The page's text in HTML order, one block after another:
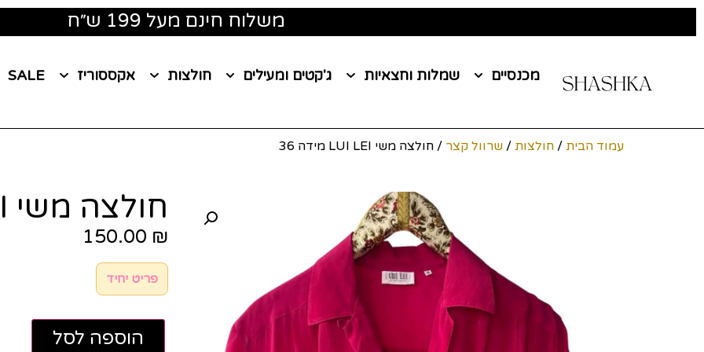
משלוח חינם מעל 199 ש״ח
מכנסיים שמלות וחצאיות ג'קטים ומעילים חולצות אקססוריז SALE
עמוד הבית / חולצות / שרוול קצר / חולצה משי LUI LEI מידה 36
חולצה משי LUI LEI מידה 36
150.00 ₪
פריט יחיד
הוספה לסל